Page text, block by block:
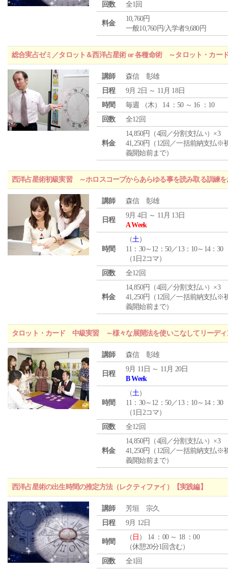
回数
全1回
料金
10,760円
一般10,760円/入学者9,680円
総合実占ゼミ／タロット＆西洋占星術 or 各種命術 ～タロット・カー
講師
森信 彰雄
日程
9月 2日 ～ 11月 18日
時間
毎週 （木） 14 ：50 ～ 16 ：10
回数
全12回
料金
14,850円（4回／分割支払い）×3
41,250円（12回／一括前納支払※
義開始前まで）
西洋占星術初級実習 ～ホロスコープからあらゆる事を読み取る訓練を
講師 森信 彰雄
日程
9月 4日 ～ 11月 13日
A Week
時間
（土）
11：30～12：50／13：10～14：30
（1日2コマ）
回数
全12回
料金
14,850円（4回／分割支払い）×3
41,250円（12回／一括前納支払※
義開始前まで）
タロット・カード 中級実習 ～様々な展開法を使いこなしてリーディ
講師 森信 彰雄
日程
9月 11日 ～ 11月 20日
B Week
時間
（土）
11：30～12：50／13：10～14：30
（1日2コマ）
回数
全12回
料金
14,850円（4回／分割支払い）×3
41,250円（12回／一括前納支払※
義開始前まで）
西洋占星術の出生時間の推定方法（レクティファイ）【実践編】
講師
芳垣 宗久
日程
9月 12日
時間
（ 日 ） 14 ：00 ～ 18 ：00
（休憩20分1回含む）
回数
全1回